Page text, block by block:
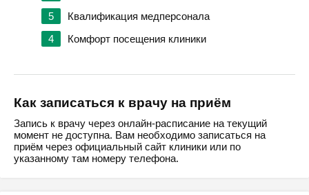
5
Квалификация медперсонала
4
Комфорт посещения клиники
Как записаться к врачу на приём
Запись к врачу через онлайн-расписание на текущий
момент не доступна. Вам необходимо записаться на
приём через официальный сайт клиники или по
указанному там номеру телефона.